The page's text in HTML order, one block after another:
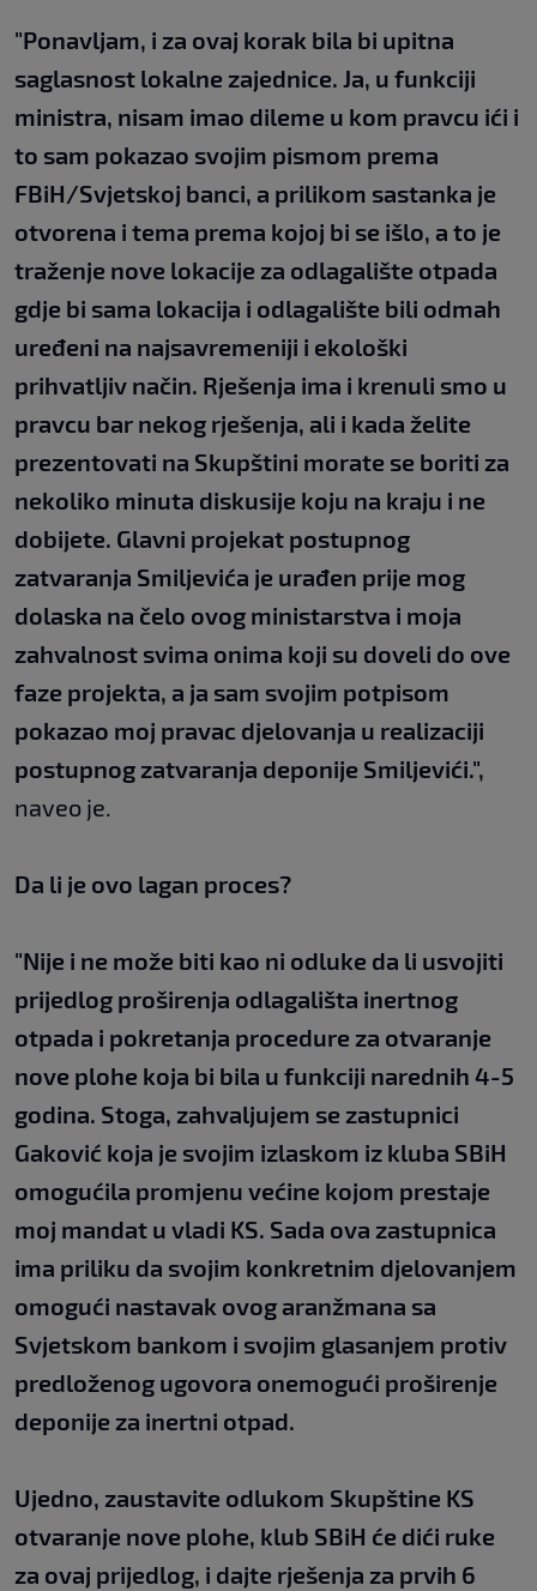
"Ponavljam, i za ovaj korak bila bi upitna
saglasnost lokalne zajednice. Ja, u funkciji
ministra, nisam imao dileme u kom pravcu ići i
to sam pokazao svojim pismom prema
FBiH/Svjetskoj banci, a prilikom sastanka je
otvorena i tema prema kojoj bi se išlo, a to je
traženje nove lokacije za odlagalište otpada
gdje bi sama lokacija i odlagalište bili odmah
uređeni na najsavremeniji i ekološki
prihvatljiv način. Rješenja ima i krenuli smo u
pravcu bar nekog rješenja, ali i kada želite
prezentovati na Skupštini morate se boriti za
nekoliko minuta diskusije koju na kraju i ne
dobijete. Glavni projekat postupnog
zatvaranja Smiljevića je urađen prije mog
dolaska na čelo ovog ministarstva i moja
zahvalnost svima onima koji su doveli do ove
faze projekta, a ja sam svojim potpisom
pokazao moj pravac djelovanja u realizaciji
postupnog zatvaranja deponije Smiljevići.",
naveo je.
Da li je ovo lagan proces?
"Nije i ne može biti kao ni odluke da li usvojiti
prijedlog proširenja odlagališta inertnog
otpada i pokretanja procedure za otvaranje
nove plohe koja bi bila u funkciji narednih 4-5
godina. Stoga, zahvaljujem se zastupnici
Gaković koja je svojim izlaskom iz kluba SBiH
omogućila promjenu većine kojom prestaje
moj mandat u vladi KS. Sada ova zastupnica
ima priliku da svojim konkretnim djelovanjem
omogući nastavak ovog aranžmana sa
Svjetskom bankom i svojim glasanjem protiv
predloženog ugovora onemogući proširenje
deponije za inertni otpad.
Ujedno, zaustavite odlukom Skupštine KS
otvaranje nove plohe, klub SBiH će dići ruke
za ovaj prijedlog, i dajte rješenja za prvih 6